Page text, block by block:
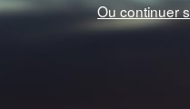
Ou continuer